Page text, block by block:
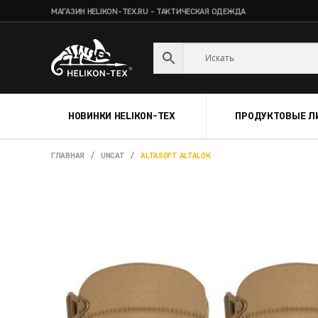
МАГАЗИН HELIKON-TEX.RU - ТАКТИЧЕСКАЯ ОДЕЖДА
Skip
Skip
НОВИНКИ HELIKON-TEX ПРОДУКТОВЫЕ
ГЛАВНАЯ / UNCAT / ALTASOFT ALTALOK